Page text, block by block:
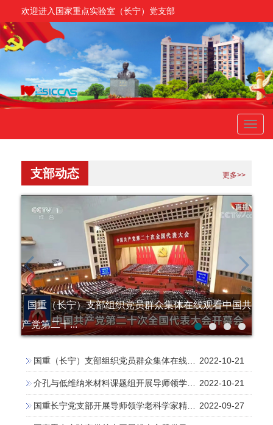
欢迎进入国家重点实验室（长宁）党支部
支部动态 更多>>
next
国重（长宁）支部组织党员群众集体在线观看中国共
产党第二十...
2022-10-21
国重（长宁）支部组织党员群众集体在线观看中国共产党第二十次全国代表大会开幕会
2022-10-21
介孔与低维纳米材料课题组开展导师领学老科学家精神活动
2022-09-27
国重长宁党支部开展导师领学老科学家精神活动